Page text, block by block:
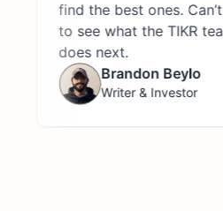
find the best ones. Can’t wait
to see what the TIKR team
does next.
Brandon Beylo
Writer & Investor